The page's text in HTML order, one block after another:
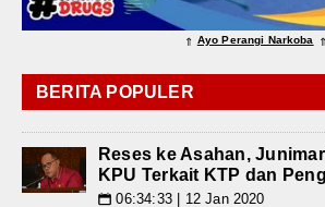
⇑ Ayo Perangi Narkoba ⇑
BERITA POPULER
Reses ke Asahan,
KPU Terkait KTP dan
📅 06:34:33 | 12 Jan 2020